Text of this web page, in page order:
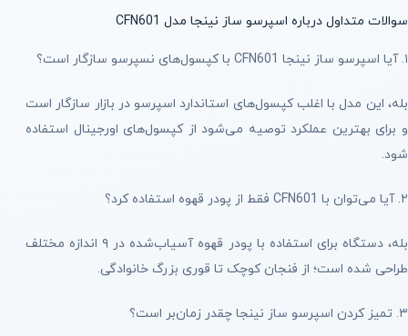
سوالات متداول درباره اسپرسو ساز نینجا مدل CFN601
۱. آیا اسپرسو ساز نینجا CFN601 با کپسول‌های نسپرسو سازگار است؟
بله، این مدل با اغلب کپسول‌های استاندارد اسپرسو در بازار سازگار است
و برای بهترین عملکرد توصیه می‌شود از کپسول‌های اورجینال استفاده
شود.
۲. آیا می‌توان با CFN601 فقط از پودر قهوه استفاده کرد؟
بله، دستگاه برای استفاده با پودر قهوه آسیاب‌شده در ۹ اندازه مختلف
طراحی شده است؛ از فنجان کوچک تا قوری بزرگ خانوادگی.
۳. تمیز کردن اسپرسو ساز نینجا چقدر زمان‌بر است؟